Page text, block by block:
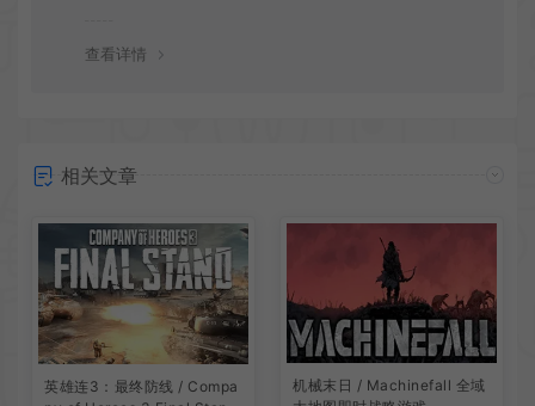
查看详情
相关文章
英雄连3：最终防线 / Compa
机械末日 / Machinefall 全域